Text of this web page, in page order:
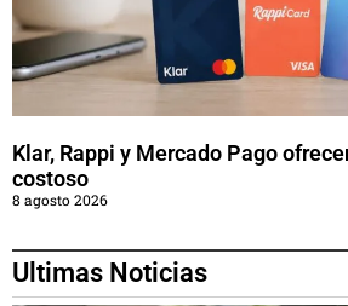
Klar, Rappi y Mercado Pago
costoso
8 agosto 2026
Ultimas Noticias